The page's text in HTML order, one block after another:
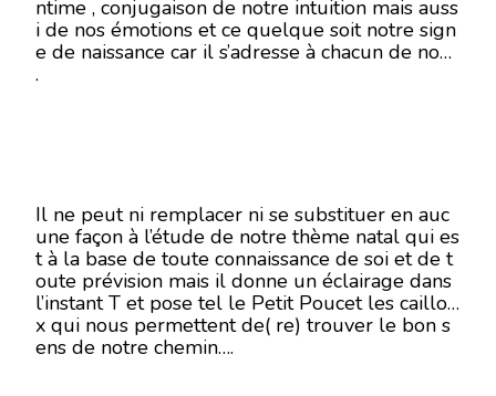
ntime , conjugaison de notre intuition mais auss
i de nos émotions et ce quelque soit notre sign
e de naissance car il s’adresse à chacun de nous
.
Il ne peut ni remplacer ni se substituer en auc
une façon à l’étude de notre thème natal qui es
t à la base de toute connaissance de soi et de t
oute prévision mais il donne un éclairage dans
l’instant T et pose tel le Petit Poucet les caillou
x qui nous permettent de( re) trouver le bon s
ens de notre chemin….